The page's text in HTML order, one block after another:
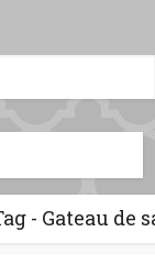
- Gateau de